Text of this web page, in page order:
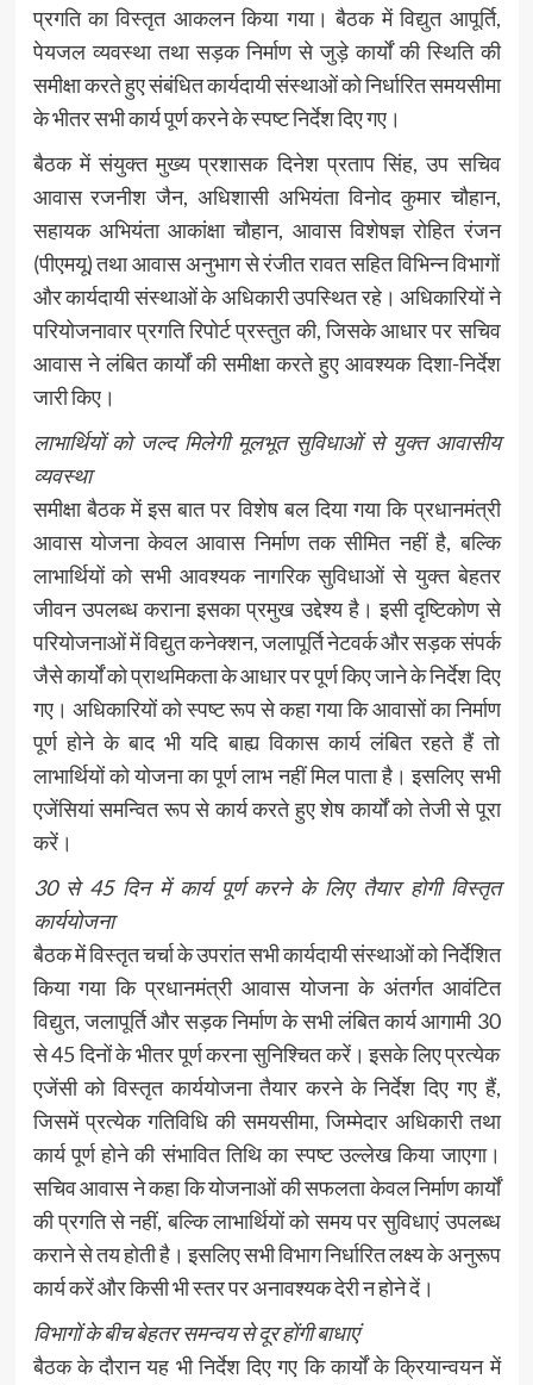
प्रगति का विस्तृत आकलन किया गया। बैठक में विद्युत आपूर्ति,
पेयजल व्यवस्था तथा सड़क निर्माण से जुड़े कार्यों की स्थिति की
समीक्षा करते हुए संबंधित कार्यदायी संस्थाओं को निर्धारित समयसीमा
के भीतर सभी कार्य पूर्ण करने के स्पष्ट निर्देश दिए गए।
बैठक में संयुक्त मुख्य प्रशासक दिनेश प्रताप सिंह, उप सचिव
आवास रजनीश जैन, अधिशासी अभियंता विनोद कुमार चौहान,
सहायक अभियंता आकांक्षा चौहान, आवास विशेषज्ञ रोहित रंजन
(पीएमयू) तथा आवास अनुभाग से रंजीत रावत सहित विभिन्न विभागों
और कार्यदायी संस्थाओं के अधिकारी उपस्थित रहे। अधिकारियों ने
परियोजनावार प्रगति रिपोर्ट प्रस्तुत की, जिसके आधार पर सचिव
आवास ने लंबित कार्यों की समीक्षा करते हुए आवश्यक दिशा-निर्देश
जारी किए।
लाभार्थियों को जल्द मिलेगी मूलभूत सुविधाओं से युक्त आवासीय
व्यवस्था
समीक्षा बैठक में इस बात पर विशेष बल दिया गया कि प्रधानमंत्री
आवास योजना केवल आवास निर्माण तक सीमित नहीं है, बल्कि
लाभार्थियों को सभी आवश्यक नागरिक सुविधाओं से युक्त बेहतर
जीवन उपलब्ध कराना इसका प्रमुख उद्देश्य है। इसी दृष्टिकोण से
परियोजनाओं में विद्युत कनेक्शन, जलापूर्ति नेटवर्क और सड़क संपर्क
जैसे कार्यों को प्राथमिकता के आधार पर पूर्ण किए जाने के निर्देश दिए
गए। अधिकारियों को स्पष्ट रूप से कहा गया कि आवासों का निर्माण
पूर्ण होने के बाद भी यदि बाह्य विकास कार्य लंबित रहते हैं तो
लाभार्थियों को योजना का पूर्ण लाभ नहीं मिल पाता है। इसलिए सभी
एजेंसियां समन्वित रूप से कार्य करते हुए शेष कार्यों को तेजी से पूरा
करें।
30 से 45 दिन में कार्य पूर्ण करने के लिए तैयार होगी विस्तृत
कार्ययोजना
बैठक में विस्तृत चर्चा के उपरांत सभी कार्यदायी संस्थाओं को निर्देशित
किया गया कि प्रधानमंत्री आवास योजना के अंतर्गत आवंटित
विद्युत, जलापूर्ति और सड़क निर्माण के सभी लंबित कार्य आगामी 30
से 45 दिनों के भीतर पूर्ण करना सुनिश्चित करें। इसके लिए प्रत्येक
एजेंसी को विस्तृत कार्ययोजना तैयार करने के निर्देश दिए गए हैं,
जिसमें प्रत्येक गतिविधि की समयसीमा, जिम्मेदार अधिकारी तथा
कार्य पूर्ण होने की संभावित तिथि का स्पष्ट उल्लेख किया जाएगा।
सचिव आवास ने कहा कि योजनाओं की सफलता केवल निर्माण कार्यों
की प्रगति से नहीं, बल्कि लाभार्थियों को समय पर सुविधाएं उपलब्ध
कराने से तय होती है। इसलिए सभी विभाग निर्धारित लक्ष्य के अनुरूप
कार्य करें और किसी भी स्तर पर अनावश्यक देरी न होने दें।
विभागों के बीच बेहतर समन्वय से दूर होंगी बाधाएं
बैठक के दौरान यह भी निर्देश दिए गए कि कार्यों के क्रियान्वयन में